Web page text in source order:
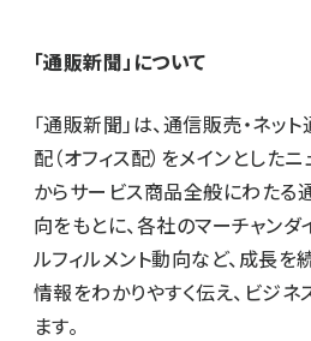
「通販新聞」について
「通販新聞」は、通信販売・ネッ
配（オフィス配）をメインとした
からサービス商品全般にわた
向をもとに、各社のマーチャンダ
ルフィルメント動向など、成長を
情報をわかりやすく伝え、ビジネ
ます。